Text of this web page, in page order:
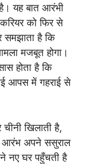
यह बात आरंभी
को फिर से
समझाता है कि
मजबूत होगा।
होता है कि
आपस में गहराई से
खिलाती है,
आरंभ अपने ससुराल
नए घर पहुँचती है